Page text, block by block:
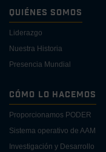
Quiénes Somos
Liderazgo
Nuestra Historia
Presencia Mundial
Cómo lo Hacemos
Proporcionamos PODER
Sistema operativo de AAM
Investigación y Desarrollo